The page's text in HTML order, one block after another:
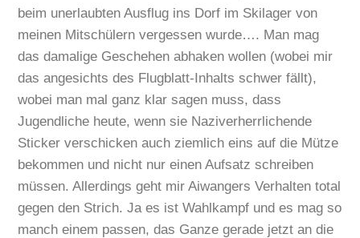
beim unerlaubten Ausflug ins Dorf im Skilager von
meinen Mitschülern vergessen wurde…. Man mag
das damalige Geschehen abhaken wollen (wobei mir
das angesichts des Flugblatt-Inhalts schwer fällt),
wobei man mal ganz klar sagen muss, dass
Jugendliche heute, wenn sie Naziverherrlichende
Sticker verschicken auch ziemlich eins auf die Mütze
bekommen und nicht nur einen Aufsatz schreiben
müssen. Allerdings geht mir Aiwangers Verhalten total
gegen den Strich. Ja es ist Wahlkampf und es mag so
manch einem passen, das Ganze gerade jetzt an die